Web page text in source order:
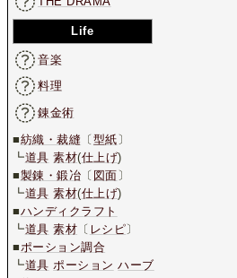
Life
音楽
料理
錬金術
■紡織・裁縫 〔 型紙 〕
┗道具 素材(仕上げ)
■製錬・鍛冶 〔 図面 〕
┗道具 素材(仕上げ)
■ハンディクラフト
┗道具 素材 〔 レシピ〕
■ ポーション調合
┗道具 ポーション ハーブ